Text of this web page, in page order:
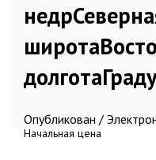
Опубликован /
Начальная цена